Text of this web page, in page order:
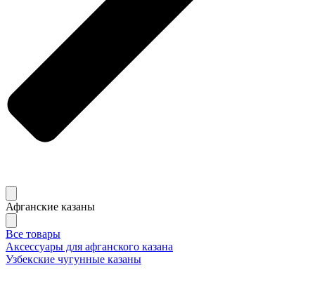
Афганские казаны
Все товары
Аксессуары для афганского казана
Узбекские чугунные казаны